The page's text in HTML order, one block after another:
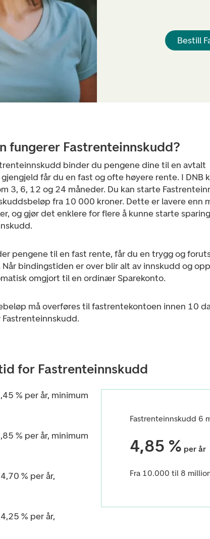
Bestill
fungerer Fastrenteinnskudd?
binder du pengene dine til en avtalt
gjengjeld får du en fast og ofte høyere rente. I DNB
3, 6, 12 og 24 måneder. Du kan starte
fra 10 000 kroner. Dette er lavere enn
og gjør det enklere for flere å kunne starte
pengene til en fast rente, får du en trygg og
Når bindingstiden er over blir alt av innskudd og
omgjort til en ordinær Sparekonto.
må overføres til fastrentekontoen innen 10
for Fastrenteinnskudd
Fastrenteinnskudd 6
4,85 % per år
Fra 10.000 til 8
% per år, minimum
% per år, minimum
4,70 % per år,
4,25 % per år,